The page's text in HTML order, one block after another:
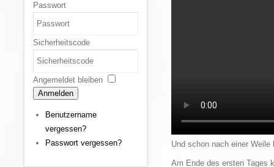
Passwort
Sicherheitscode
Angemeldet bleiben
Anmelden
Benutzername
vergessen?
Passwort vergessen?
Und schon nach einer
Am Ende des ersten Tages